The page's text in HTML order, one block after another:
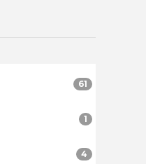
61
1
4